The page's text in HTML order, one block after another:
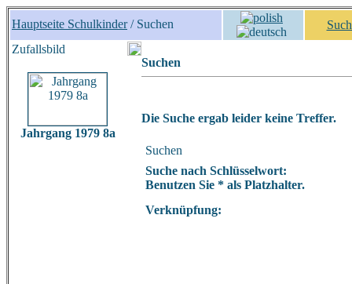
Hauptseite Schulkinder/ Suchen
Zufallsbild
Jahrgang 1979 8a
Suchen
Die Suche ergab leider keine Treffer.
Suchen
Suche nach Schlüsselwort:
Benutzen Sie * als Platzhalter.
Verknüpfung: